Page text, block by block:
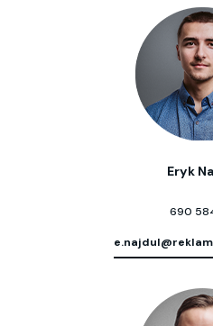
Eryk
690